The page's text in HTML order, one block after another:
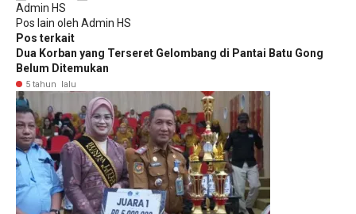
Admin HS
Pos lain oleh Admin HS
Pos terkait
Dua Korban yang Terseret Gelombang di Pantai Batu Gong
Belum Ditemukan
5 tahun lalu